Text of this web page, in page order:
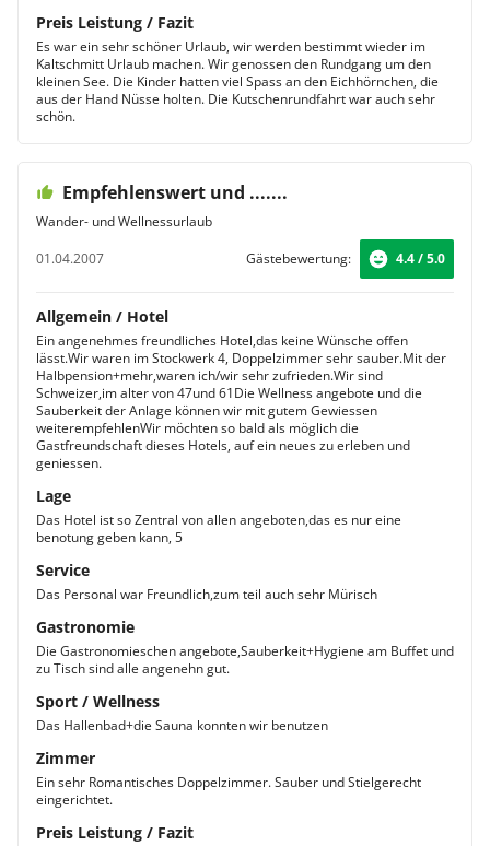
Preis Leistung / Fazit
Es war ein sehr schöner Urlaub, wir werden bestimmt wieder im
Kaltschmitt Urlaub machen. Wir genossen den Rundgang um den
kleinen See. Die Kinder hatten viel Spass an den Eichhörnchen, die
aus der Hand Nüsse holten. Die Kutschenrundfahrt war auch sehr
schön.
Empfehlenswert und .......
Wander- und Wellnessurlaub
01.04.2007
Gästebewertung: 4.4 / 5.0
Allgemein / Hotel
Ein angenehmes freundliches Hotel,das keine Wünsche offen
lässt.Wir waren im Stockwerk 4, Doppelzimmer sehr sauber.Mit der
Halbpension+mehr,waren ich/wir sehr zufrieden.Wir sind
Schweizer,im alter von 47und 61Die Wellness angebote und die
Sauberkeit der Anlage können wir mit gutem Gewiessen
weiterempfehlenWir möchten so bald als möglich die
Gastfreundschaft dieses Hotels, auf ein neues zu erleben und
geniessen.
Lage
Das Hotel ist so Zentral von allen angeboten,das es nur eine
benotung geben kann, 5
Service
Das Personal war Freundlich,zum teil auch sehr Mürisch
Gastronomie
Die Gastronomieschen angebote,Sauberkeit+Hygiene am Buffet und
zu Tisch sind alle angenehn gut.
Sport / Wellness
Das Hallenbad+die Sauna konnten wir benutzen
Zimmer
Ein sehr Romantisches Doppelzimmer. Sauber und Stielgerecht
eingerichtet.
Preis Leistung / Fazit